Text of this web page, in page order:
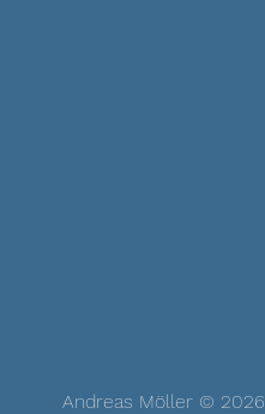
Andreas Möller © 2026